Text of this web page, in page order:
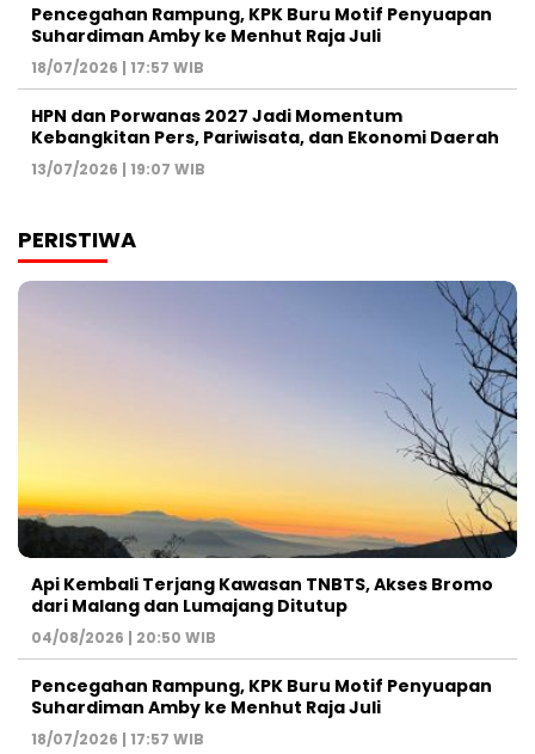
Pencegahan Rampung, KPK Buru Motif Penyuapan
Suhardiman Amby ke Menhut Raja Juli
18/07/2026 | 17:57 WIB
HPN dan Porwanas 2027 Jadi Momentum
Kebangkitan Pers, Pariwisata, dan Ekonomi Daerah
13/07/2026 | 19:07 WIB
PERISTIWA
Api Kembali Terjang Kawasan TNBTS, Akses Bromo
dari Malang dan Lumajang Ditutup
04/08/2026 | 20:50 WIB
Pencegahan Rampung, KPK Buru Motif Penyuapan
Suhardiman Amby ke Menhut Raja Juli
18/07/2026 | 17:57 WIB